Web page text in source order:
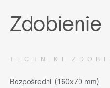
Zdobienie
TECHNIKI
Bezpośredni (160x70 mm)